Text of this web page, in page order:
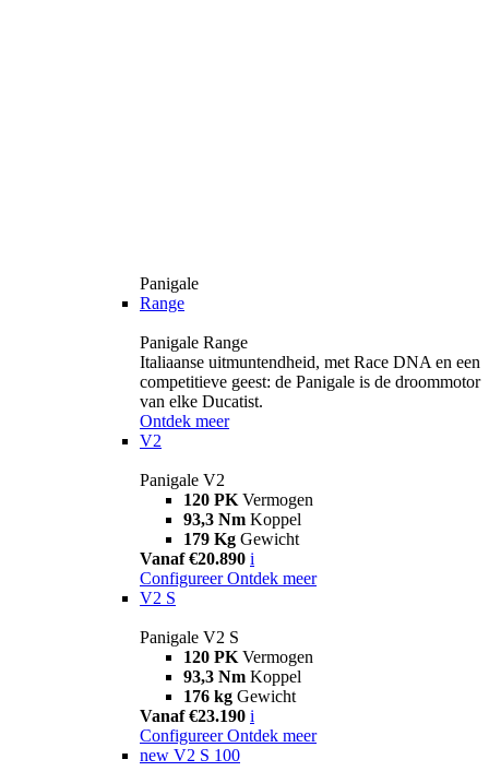
Panigale
Range
Panigale Range
Italiaanse uitmuntendheid, met Race DNA en een
competitieve geest: de Panigale is de droommotor
van elke Ducatist.
Ontdek meer
V2
Panigale V2
120 PK Vermogen
93,3 Nm Koppel
179 Kg Gewicht
Vanaf €20.890 i
Configureer Ontdek meer
V2 S
Panigale V2 S
120 PK Vermogen
93,3 Nm Koppel
176 kg Gewicht
Vanaf €23.190 i
Configureer Ontdek meer
new V2 S 100